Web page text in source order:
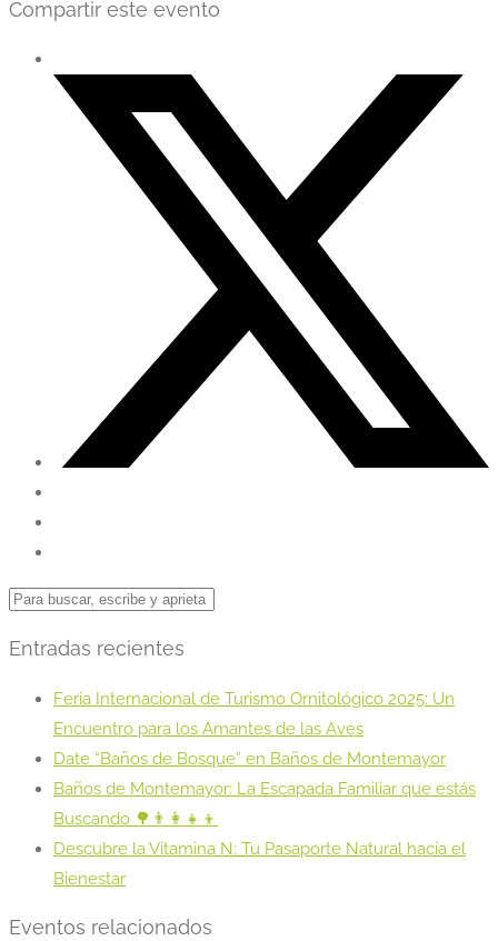
Compartir este evento
Entradas recientes
Feria Internacional de Turismo Ornitológico 2025: Un
Encuentro para los Amantes de las Aves
Date “Baños de Bosque” en Baños de Montemayor
Baños de Montemayor: La Escapada Familiar que estás
Buscando 🌳👨‍👩‍👧‍👦
Descubre la Vitamina N: Tu Pasaporte Natural hacia el
Bienestar
Eventos relacionados